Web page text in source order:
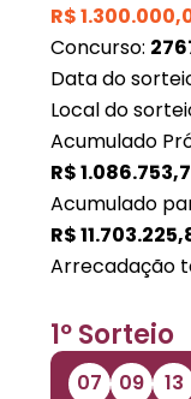
R$
Concurso:
Data do
Local do
Acumulado
R$
Acumulado
R$
Arrecadação
1º Sorteio
07 09 13